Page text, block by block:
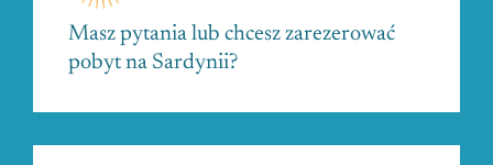
Masz pytania lub chcesz zarezerować
pobyt na Sardynii?